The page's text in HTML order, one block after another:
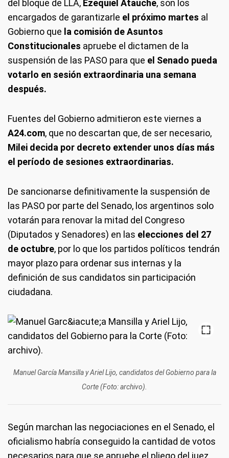
del bloque de LLA, Ezequiel Atauche, son los
encargados de garantizarle el próximo martes al
Gobierno que la comisión de Asuntos
Constitucionales apruebe el dictamen de la
suspensión de las PASO para que el Senado pueda
votarlo en sesión extraordinaria una semana
después.
Fuentes del Gobierno admitieron este viernes a
A24.com, que no descartan que, de ser necesario,
Milei decida por decreto extender unos días más
el período de sesiones extraordinarias.
De sancionarse definitivamente la suspensión de
las PASO por parte del Senado, los argentinos solo
votarán para renovar la mitad del Congreso
(Diputados y Senadores) en las elecciones del 27
de octubre, por lo que los partidos políticos tendrán
mayor plazo para ordenar sus internas y la
definición de sus candidatos sin participación
ciudadana.
Manuel García Mansilla y Ariel Lijo, candidatos del Gobierno para la
Corte (Foto: archivo).
Según marchan las negociaciones en el Senado, el
oficialismo habría conseguido la cantidad de votos
necesarios para que se apruebe el pliego del juez